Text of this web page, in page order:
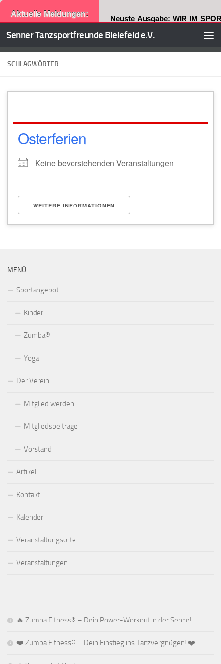
Aktuelle Meldungen: Neuste Ausgabe: WIR IM
Zum Inhalt springen
Senner Tanzsportfreunde Bielefeld e.V.
SCHLAGWÖRTER
Osterferien
Keine bevorstehenden Veranstaltungen
WEITERE INFORMATIONEN
MENÜ
Sportangebot
Kinder
Zumba®
Yoga
Der Verein
Mitglied werden
Mitgliedsbeiträge
Vorstand
Artikel
Kontakt
Kalender
Veranstaltungsorte
Veranstaltungen
🔥 Zumba Fitness® – Dein Power-Workout in der Senne!
❤️ Zumba Fitness® – Dein Einstieg ins Tanzvergnügen! ❤️